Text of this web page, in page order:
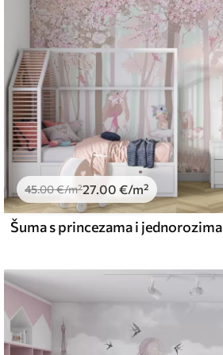
34.00 €/m²
and Stick
49.00€/m²
45.00€/m²27 .00 €/m²
Šuma s princezama i jednorozima